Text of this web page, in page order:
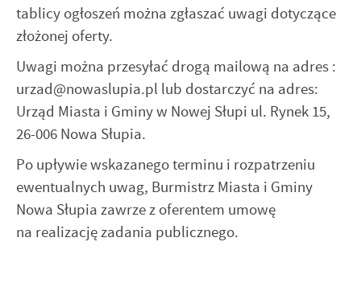
tablicy ogłoszeń można zgłaszać uwagi dotyczące
złożonej oferty.
Uwagi można przesyłać drogą mailową na adres :
urzad@nowaslupia.pl lub dostarczyć na adres:
Urząd Miasta i Gminy w Nowej Słupi ul. Rynek 15,
26-006 Nowa Słupia.
Po upływie wskazanego terminu i rozpatrzeniu
ewentualnych uwag, Burmistrz Miasta i Gminy
Nowa Słupia zawrze z oferentem umowę
na realizację zadania publicznego.